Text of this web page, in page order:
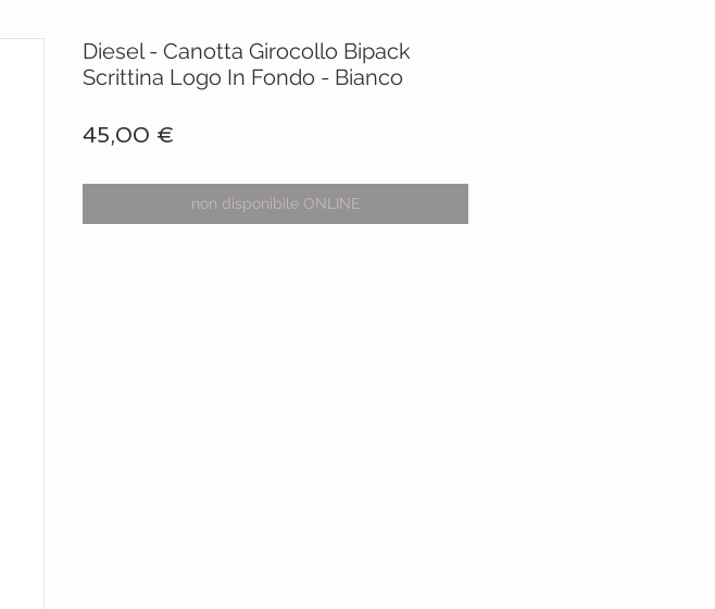
Diesel - Canotta Girocollo Bipack
Scrittina Logo In Fondo - Bianco
45,00 €
non disponibile ONLINE